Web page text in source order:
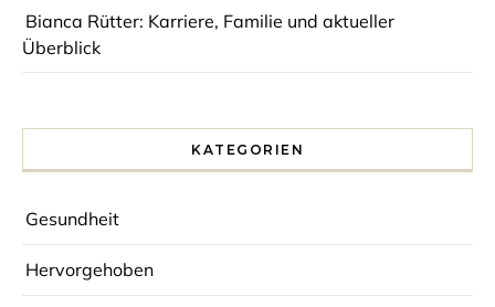
Bianca Rütter: Karriere, Familie und aktueller
Überblick
KATEGORIEN
Gesundheit
Hervorgehoben